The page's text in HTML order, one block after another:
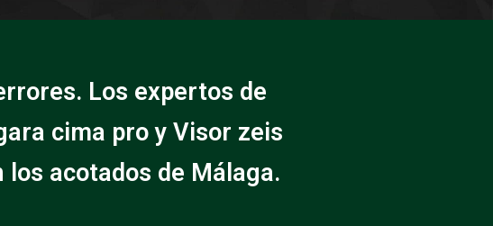
Los expertos de
cima pro y Visor zeis
acotados de Málaga.